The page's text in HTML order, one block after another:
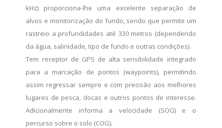
kHz) proporciona-lhe uma excelente separação de
alvos e monitorização do fundo, sendo que permite um
rastreio a profundidades até 330 metros (dependendo
da água, salinidade, tipo de fundo e outras condições).
Tem receptor de GPS de alta sensibilidade integrado
para a marcação de pontos (waypoints), permitindo
assim regressar sempre e com precisão aos melhores
lugares de pesca, docas e outros pontos de interesse.
Adicionalmente informa a velocidade (SOG) e o
percurso sobre o solo (COG).